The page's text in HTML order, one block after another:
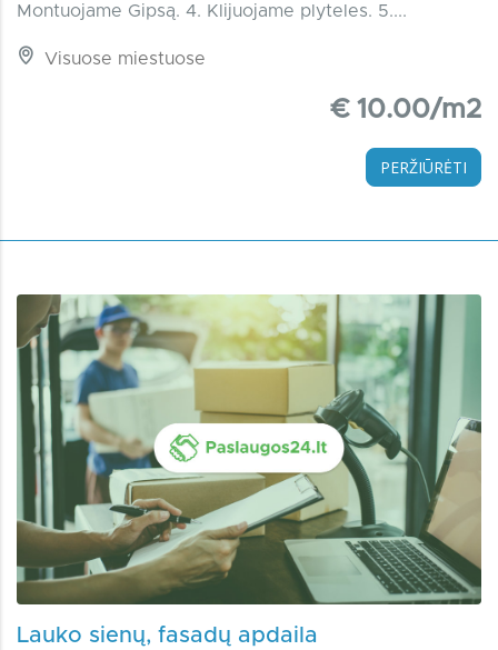
Montuojame Gipsą. 4. Klijuojame plyteles. 5....
Visuose miestuose
€ 10.00/m2
PERŽIŪRĖTI
Lauko sienų, fasadų apdaila